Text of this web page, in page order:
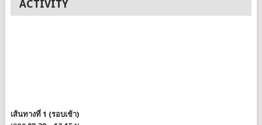
ACTIVITY
เส้นทางที่ 1 (รอบเช้า)